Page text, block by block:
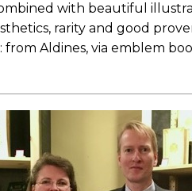
with beautiful
rarity and good
Aldines, via emblem